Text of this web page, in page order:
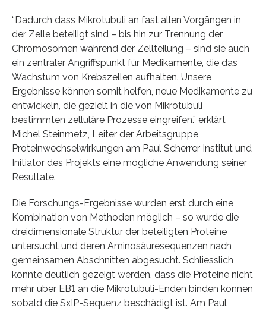
“Dadurch dass Mikrotubuli an fast allen Vorgängen in
der Zelle beteiligt sind – bis hin zur Trennung der
Chromosomen während der Zellteilung – sind sie auch
ein zentraler Angriffspunkt für Medikamente, die das
Wachstum von Krebszellen aufhalten. Unsere
Ergebnisse können somit helfen, neue Medikamente zu
entwickeln, die gezielt in die von Mikrotubuli
bestimmten zelluläre Prozesse eingreifen.” erklärt
Michel Steinmetz, Leiter der Arbeitsgruppe
Proteinwechselwirkungen am Paul Scherrer Institut und
Initiator des Projekts eine mögliche Anwendung seiner
Resultate.
Die Forschungs-Ergebnisse wurden erst durch eine
Kombination von Methoden möglich – so wurde die
dreidimensionale Struktur der beteiligten Proteine
untersucht und deren Aminosäuresequenzen nach
gemeinsamen Abschnitten abgesucht. Schliesslich
konnte deutlich gezeigt werden, dass die Proteine nicht
mehr über EB1 an die Mikrotubuli-Enden binden können
sobald die SxIP-Sequenz beschädigt ist. Am Paul